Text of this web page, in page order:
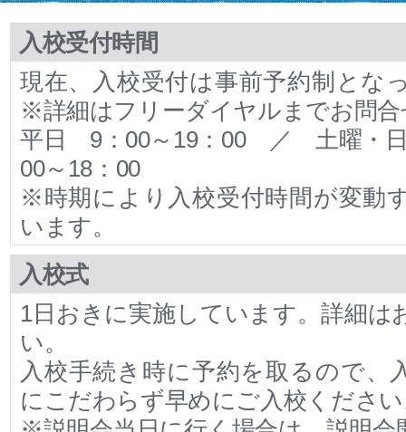
入校受付時間
現在、入校受付は事前予約制とな
※詳細はフリーダイヤルまでお問
平日 9：00～19：00 ／ 土曜・
00～18：00
※時期により入校受付時間が変動
います。
入校式
1日おきに実施しています。詳細は
い。
入校手続き時に予約を取るので、
にこだわらず早めにご入校くださ